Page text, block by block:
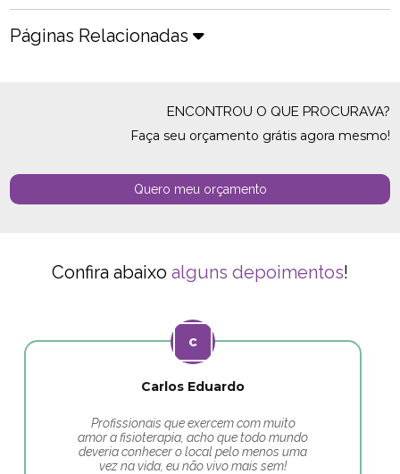
Páginas Relacionadas
ENCONTROU O QUE PROCURAVA?
Faça seu orçamento grátis agora mesmo!
Quero meu orçamento
Confira abaixo alguns depoimentos!
Carlos Eduardo
Profissionais que exercem com muito
amor a fisioterapia, acho que todo mundo
deveria conhecer o local pelo menos uma
vez na vida, eu não vivo mais sem!